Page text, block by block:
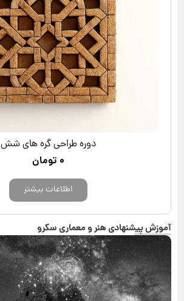
دوره طراحی گره های شش
۰ تومان
اطلاعات بیشتر
آموزش پیشنهادی هنر و معماری سکرو